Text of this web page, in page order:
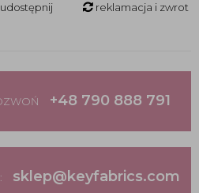
udostępnij
reklamacja i zwrot
+48 790 888 791
sklep@keyfabrics.com